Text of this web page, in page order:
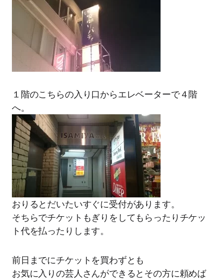
１階のこちらの入り口からエレベーターで４階
へ。
おりるとだいたいすぐに受付があります。
そちらでチケットもぎりをしてもらったりチケッ
ト代を払ったりします。
前日までにチケットを買わずとも
お気に入りの芸人さんができるとその方に頼めば